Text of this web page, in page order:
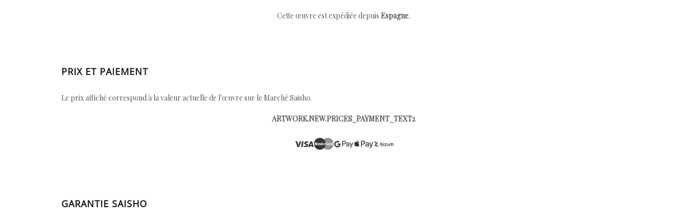
Cette œuvre est expédiée depuis Espagne.
PRIX ET PAIEMENT
Le prix affiché correspond à la valeur actuelle de l'œuvre sur le Marché Saisho.
ARTWORK.NEW.PRICES_PAYMENT_TEXT2
GARANTIE SAISHO